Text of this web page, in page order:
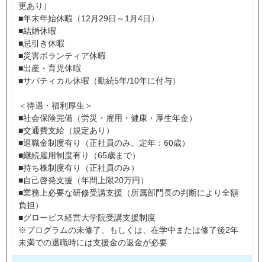
更あり）
■年末年始休暇（12月29日～1月4日）
■結婚休暇
■忌引き休暇
■災害ボランティア休暇
■出産・育児休暇
■サバティカル休暇（勤続5年/10年に付与）
＜待遇・福利厚生＞
■社会保険完備（労災・雇用・健康・厚生年金）
■交通費支給（規定あり）
■退職金制度有り（正社員のみ。定年：60歳）
■継続雇用制度有り（65歳まで）
■持ち株制度有り（正社員のみ）
■自己啓発支援（年間上限20万円）
■業務上必要な研修受講支援（所属部門長の判断により全額
負担）
■グロービス経営大学院受講支援制度
※プログラムの未修了、もしくは、在学中または修了後2年
未満での退職時には支援金の返金が必要